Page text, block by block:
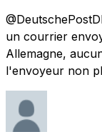
un courrier
Allemagne,
l'envoyeur non